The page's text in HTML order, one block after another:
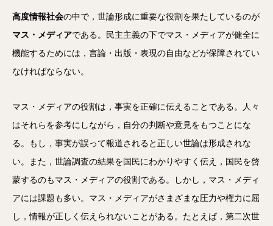
高度情報社会の中で，世論形成に重要な役割を果たしているのが
マス・メディアである。民主主義の下でマス・メディアが健全に
機能するためには，言論・出版・表現の自由などが保障されてい
なければならない。
マス・メディアの役割は，事実を正確に伝えることである。人々
はそれらを参考にしながら，自分の判断や意見をもつことにな
る。もし，事実が誤って報道されると正しい世論は形成されな
い。また，世論調査の結果を国民にわかりやすく伝え，国民を啓
蒙するのもマス・メディアの役割である。しかし，マス・メディ
アには課題も多い。マス・メディアがさまざまな圧力や権力に屈
し，情報が正しく伝えられないことがある。たとえば，第二次世